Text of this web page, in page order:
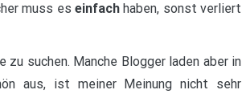
muss es einfachhaben, sonst verliert
suchen. Manche Blogger laden aber in
aus, ist meiner Meinung nicht sehr